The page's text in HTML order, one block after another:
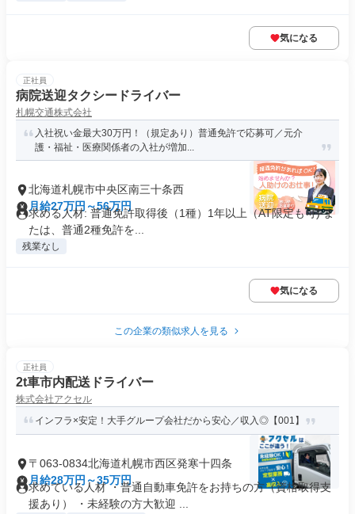
気になる
正社員
病院送迎タクシードライバー
札幌交通株式会社
入社祝い金最大30万円！（規定あり）普通免許で応募可／元介
護・福祉・医療関係者の入社が増加...
北海道札幌市中央区南三十条西
月給27万円～56万円
求める人材: 普通免許取得後（1種）1年以上（AT限定も可) ま
たは、普通2種免許を...
残業なし
気になる
この企業の類似求人を見る
正社員
2t車市内配送ドライバー
株式会社アクセル
インフラ×安定！大手グループ会社だから安心／収入◎【001】
〒063-0834北海道札幌市西区発寒十四条
月給28万円～35万円
求めている人材 ・普通自動車免許をお持ちの方（資格取得支
援あり） ・未経験の方大歓迎 ...